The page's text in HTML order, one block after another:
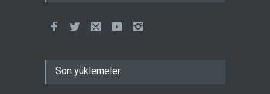
Son yüklemeler